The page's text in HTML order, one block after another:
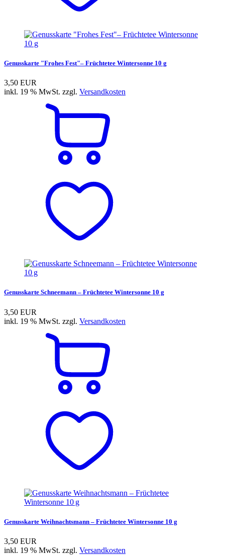
Genusskarte "Frohes Fest"– Früchtetee Wintersonne 10 g
3,50 EUR
inkl. 19 % MwSt. zzgl. Versandkosten
Genusskarte Schneemann – Früchtetee Wintersonne 10 g
3,50 EUR
inkl. 19 % MwSt. zzgl. Versandkosten
Genusskarte Weihnachtsmann – Früchtetee Wintersonne 10 g
3,50 EUR
inkl. 19 % MwSt. zzgl. Versandkosten